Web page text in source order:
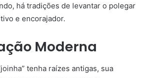
há tradições de levantar o polegar
e encorajador.
Moderna
tenha raízes antigas, sua